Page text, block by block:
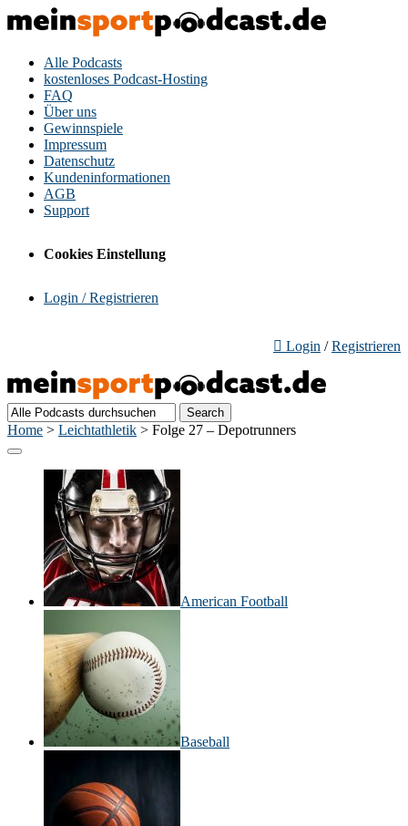
Alle Podcasts
kostenloses Podcast-Hosting
FAQ
Über uns
Gewinnspiele
Impressum
Datenschutz
Kundeninformationen
AGB
Support
Cookies Einstellung
Login / Registrieren
Login /Registrieren
Home > Leichtathletik > Folge 27 – Depotrunners
American Football
Baseball